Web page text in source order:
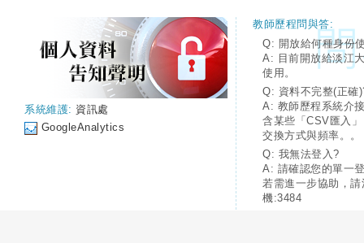
系統維護: 資訊處
GoogleAnalytics
教師歷程問與答:
Q: 開放給何種身份
A: 目前開放給淡江
使用。
Q: 資料不完整(正確
A: 教師歷程系統介
含某些「CSV匯入
交換方式與頻率。。
Q: 我無法登入?
A: 請確認您的單一
若需進一步協助，
機:3484